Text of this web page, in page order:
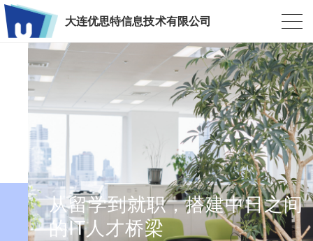
大连优思特信息技术有限公司
从留学到就职，搭建中日之间
的IT人才桥梁